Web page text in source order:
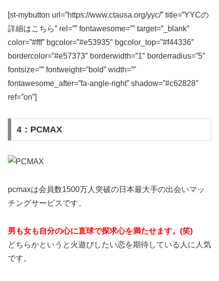
[st-mybutton url=”https://www.ctausa.org/yyc/” title=”YYCの
詳細はこちら” rel=”” fontawesome=”” target=”_blank”
color=”#fff” bgcolor=”#e53935″ bgcolor_top=”#f44336″
bordercolor=”#e57373″ borderwidth=”1″ borderradius=”5″
fontsize=”” fontweight=”bold” width=””
fontawesome_after=”fa-angle-right” shadow=”#c62828″
ref=”on”]
4：PCMAX
pcmaxは会員数1500万人突破の日本最大手の出会いマッ
チングサービスです。
男も女も自分の心に直球で探求心を満たせます。(笑)
どちらかというと火遊びしたい恋を期待している人に人気
です。